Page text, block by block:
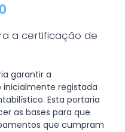
a certificação de
garantir a
registada
Esta portaria
as bases para que
que cumpram